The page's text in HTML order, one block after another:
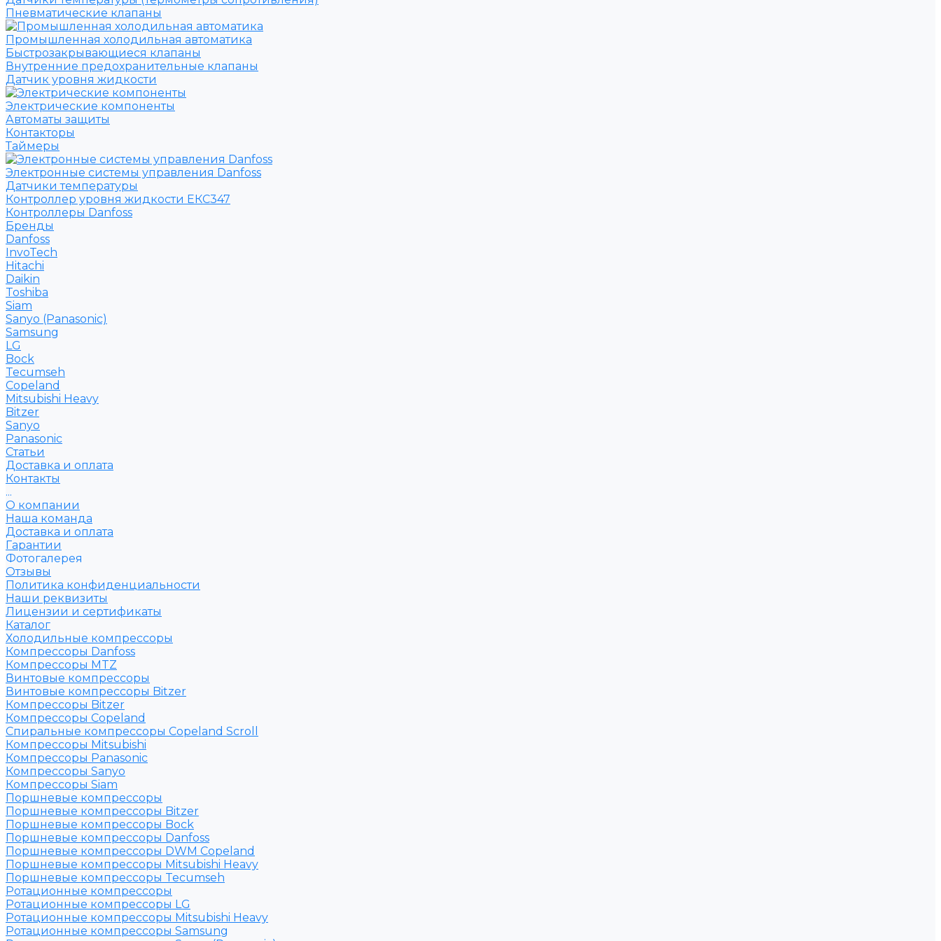
Пневматические клапаны
Промышленная холодильная автоматика
Быстрозакрывающиеся клапаны
Внутренние предохранительные клапаны
Датчик уровня жидкости
Электрические компоненты
Автоматы защиты
Контакторы
Таймеры
Электронные системы управления Danfoss
Датчики температуры
Контроллер уровня жидкости ЕКС347
Контроллеры Danfoss
Бренды
Danfoss
InvoTech
Hitachi
Daikin
Toshiba
Siam
Sanyo (Panasonic)
Samsung
LG
Bock
Tecumseh
Copeland
Mitsubishi Heavy
Bitzer
Sanyo
Рanasonic
Статьи
Доставка и оплата
Контакты
...
О компании
Наша команда
Доставка и оплата
Гарантии
Фотогалерея
Отзывы
Политика конфиденциальности
Наши реквизиты
Лицензии и сертификаты
Каталог
Холодильные компрессоры
Компрессоры Danfoss
Компрессоры MTZ
Винтовые компрессоры
Винтовые компрессоры Bitzer
Компрессоры Bitzer
Компрессоры Copeland
Спиральные компрессоры Copeland Scroll
Компрессоры Mitsubishi
Компрессоры Panasonic
Компрессоры Sanyo
Компрессоры Siam
Поршневые компрессоры
Поршневые компрессоры Bitzer
Поршневые компрессоры Bock
Поршневые компрессоры Danfoss
Поршневые компрессоры DWM Copeland
Поршневые компрессоры Mitsubishi Heavy
Поршневые компрессоры Tecumseh
Ротационные компрессоры
Ротационные компрессоры LG
Ротационные компрессоры Mitsubishi Heavy
Ротационные компрессоры Samsung